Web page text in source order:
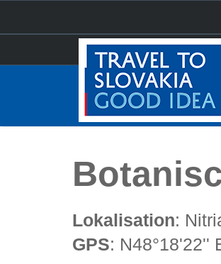
Hauptseite Botanischer Garten
Lokalisation:
GPS: N48°18'22''